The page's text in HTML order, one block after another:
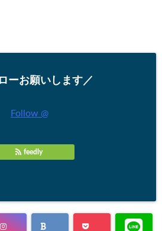
ーお願いします／
Follow @
feedly